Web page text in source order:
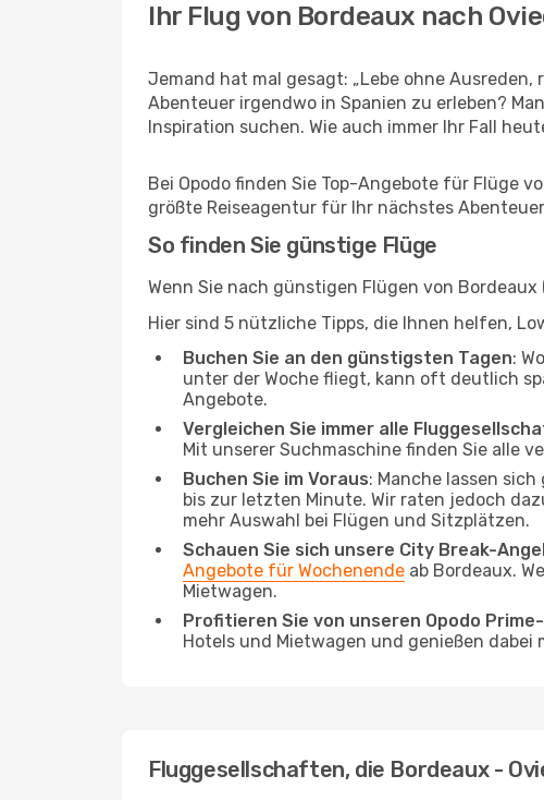
Ihr Flug von Bordeaux nach
Jemand hat mal gesagt: „Lebe ohne
Abenteuer irgendwo in Spanien zu erleben?
Inspiration suchen. Wie auch immer Ihr Fall
Bei Opodo finden Sie Top-Angebote für Flüge
größte Reiseagentur für Ihr nächstes
So finden Sie günstige Flüge
Wenn Sie nach günstigen Flügen von
Hier sind 5 nützliche Tipps, die Ihnen helfen,
Buchen Sie an den günstigsten Tagen:
unter der Woche fliegt, kann oft deutlich
Angebote.
Vergleichen Sie immer alle
Mit unserer Suchmaschine finden Sie alle
Buchen Sie im Voraus: Manche lassen
bis zur letzten Minute. Wir raten jedoch
mehr Auswahl bei Flügen und Sitzplätzen.
Schauen Sie sich unsere City Break-
Angebote für Wochenende ab Bordeaux.
Mietwagen.
Profitieren Sie von unseren Opodo
Hotels und Mietwagen und genießen dabei
Fluggesellschaften, die Bordeaux -